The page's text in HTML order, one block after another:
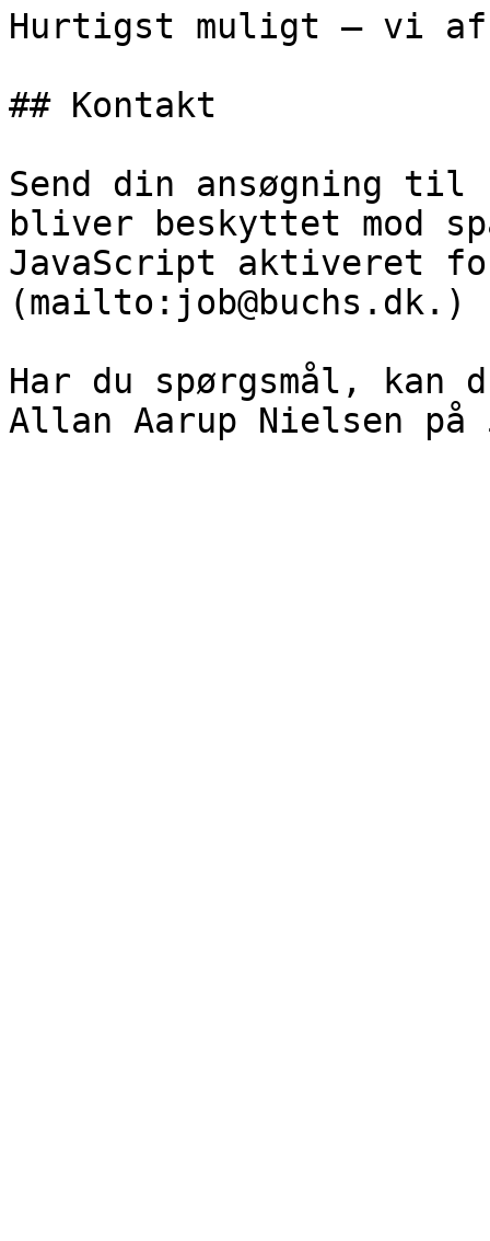
Hurtigst muligt – vi
## Kontakt
Send din ansøgning til
bliver beskyttet mod
JavaScript aktiveret
(mailto:job@buchs.dk.)
Har du spørgsmål, kan
Allan Aarup Nielsen på